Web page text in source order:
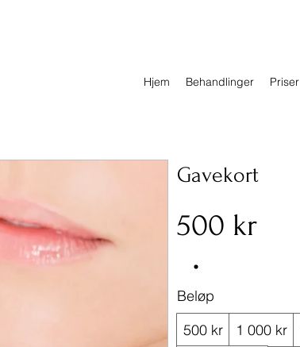
Hjem Behandlinger Priser
Gavekort
500 kr
Beløp
500 kr
1 000 kr